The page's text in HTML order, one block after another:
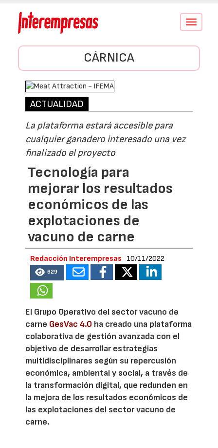
Conmutar
CÁRNICA
ACTUALIDAD
La plataforma estará accesible para
cualquier ganadero interesado una vez
finalizado el proyecto
Tecnología para
mejorar los resultados
económicos de las
explotaciones de
vacuno de carne
Redacción Interempresas 10/11/2022
629
El Grupo Operativo del sector vacuno de
carne GesVac 4.0 ha creado una plataforma
colaborativa de gestión avanzada con el
objetivo de desarrollar estrategias
multidisciplinares según su repercusión
económica, ambiental y social, a través de
la transformación digital, que redunden en
la mejora de los resultados económicos de
las explotaciones del sector vacuno de
carne.